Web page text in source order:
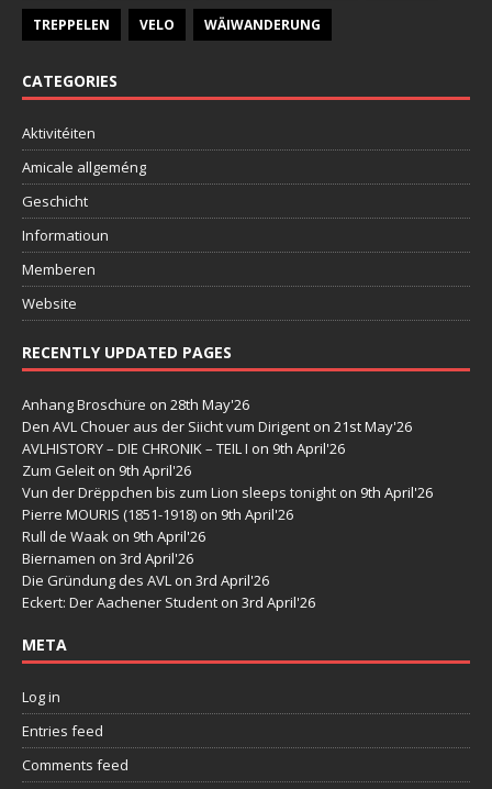
TREPPELEN VELO WÄIWANDERUNG
CATEGORIES
Aktivitéiten
Amicale allgeméng
Geschicht
Informatioun
Memberen
Website
RECENTLY UPDATED PAGES
Anhang Broschüre on 28th May'26
Den AVL Chouer aus der Siicht vum Dirigent on 21st May'26
AVLHISTORY – DIE CHRONIK – TEIL I on 9th April'26
Zum Geleit on 9th April'26
Vun der Drëppchen bis zum Lion sleeps tonight on 9th April'26
Pierre MOURIS (1851-1918) on 9th April'26
Rull de Waak on 9th April'26
Biernamen on 3rd April'26
Die Gründung des AVL on 3rd April'26
Eckert: Der Aachener Student on 3rd April'26
META
Log in
Entries feed
Comments feed